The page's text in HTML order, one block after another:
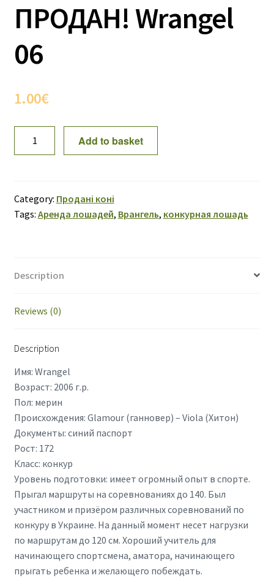
ПРОДАН! Wrangel
06
1.00€
Add to basket
Category: Продані коні
Tags: Аренда лошадей, Врангель, конкурная лошадь
Description
Reviews (0)
Description
Имя: Wrangel
Возраст: 2006 г.р.
Пол: мерин
Происхождения: Glamour (ганновер) – Viola (Хитон)
Документы: синий паспорт
Рост: 172
Класс: конкур
Уровень подготовки: имеет огромный опыт в спорте.
Прыгал маршруты на соревнованиях до 140. Был
участником и призёром различных соревнований по
конкуру в Украине. На данный момент несет нагрузки
по маршрутам до 120 см. Хороший учитель для
начинающего спортсмена, аматора, начинающего
прыгать ребенка и желающего побеждать.